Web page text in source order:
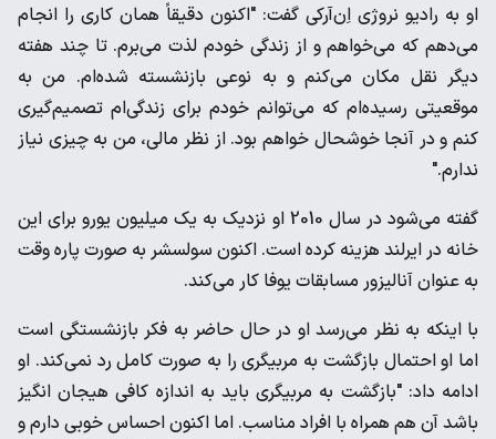
او به رادیو نروژی اِن‌آر‌کی گفت: "اکنون دقیقاً همان کاری را انجام
می‌دهم که می‌خواهم و از زندگی خودم لذت می‌برم. تا چند هفته
دیگر نقل مکان می‌کنم و به نوعی بازنشسته شده‌ام. من به
موقعیتی رسیده‌ام که می‌توانم خودم برای زندگی‌ام تصمیم‌گیری
کنم و در آنجا خوشحال خواهم بود. از نظر مالی، من به چیزی نیاز
ندارم."
گفته می‌شود در سال 2010 او نزدیک به یک میلیون یورو برای این
خانه در ایرلند هزینه کرده است. اکنون سولسشر به صورت پاره وقت
به عنوان آنالیزور مسابقات یوفا کار می‌کند.
با اینکه به نظر می‌رسد او در حال حاضر به فکر بازنشستگی‌ است
اما او احتمال بازگشت به مربیگری را به صورت کامل رد نمی‌کند. او
ادامه داد: "بازگشت به مربیگری باید به اندازه کافی هیجان انگیز
باشد آن هم همراه با افراد مناسب. اما اکنون احساس خوبی دارم و